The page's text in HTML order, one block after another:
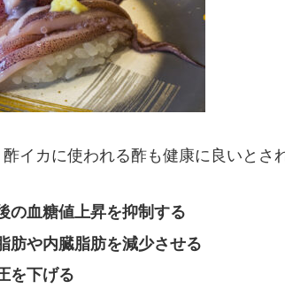
酢イカに使われる酢も健康に良いとさ
の血糖値上昇を抑制する
肪や内臓脂肪を減少させる
を下げる